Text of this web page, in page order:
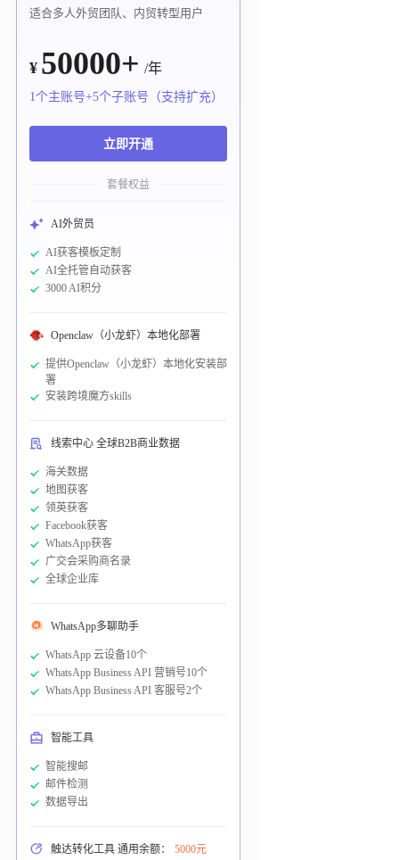
适合多人外贸团队、内贸转型用户
¥ 50000+ /年
1个主账号+5个子账号（支持扩充）
立即开通
套餐权益
AI外贸员
AI获客模板定制
AI全托管自动获客
3000 AI积分
Openclaw（小龙虾）本地化部署
提供Openclaw（小龙虾）本地化安装部
署
安装跨境魔方skills
线索中心 全球B2B商业数据
海关数据
地图获客
领英获客
Facebook获客
WhatsApp获客
广交会采购商名录
全球企业库
WhatsApp多聊助手
WhatsApp 云设备10个
WhatsApp Business API 营销号10个
WhatsApp Business API 客服号2个
智能工具
智能搜邮
邮件检测
数据导出
触达转化工具 通用余额： 5000元